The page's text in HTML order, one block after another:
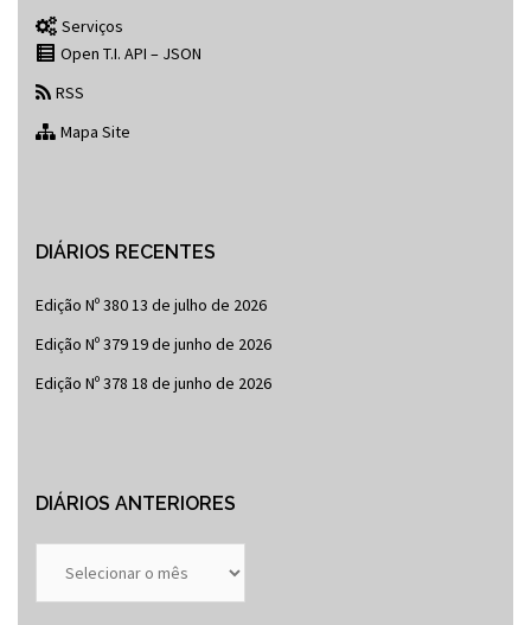
Serviços
Open T.I. API – JSON
RSS
Mapa Site
DIÁRIOS RECENTES
Edição Nº 38013 de julho de 2026
Edição Nº 37919 de junho de 2026
Edição Nº 378 18 de junho de 2026
DIÁRIOS ANTERIORES
Anteriores